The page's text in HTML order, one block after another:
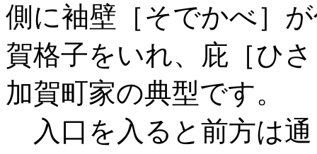
側に袖壁［そでかべ］
賀格子をいれ、庇［ひ
加賀町家の典型です。
入口を入ると前方は